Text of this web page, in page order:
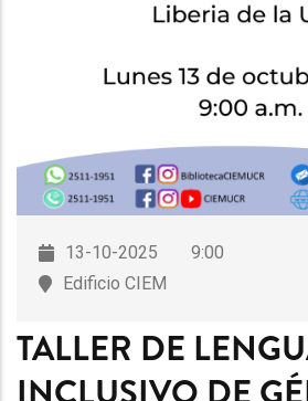
13-10-2025
9:00
Edificio CIEM
TALLER DE